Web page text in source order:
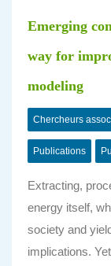
Emerging
way for
modeling
Chercheurs
Publications
Extracting,
energy itself,
society and
implications.